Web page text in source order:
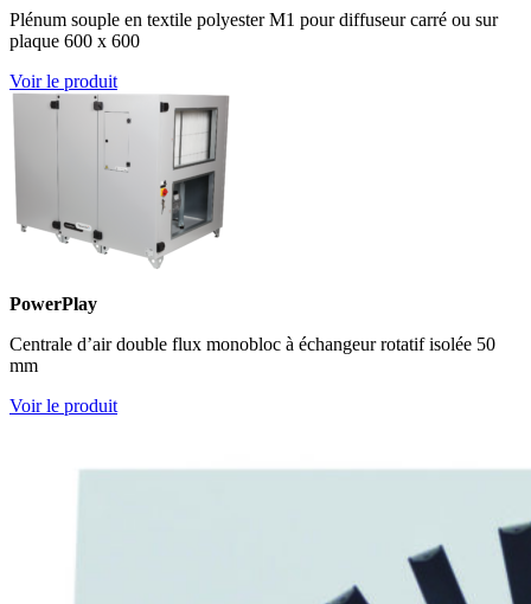
Plénum souple en textile polyester M1 pour diffuseur carré ou sur
plaque 600 x 600
Voir le produit
PowerPlay
Centrale d’air double flux monobloc à échangeur rotatif isolée 50
mm
Voir le produit